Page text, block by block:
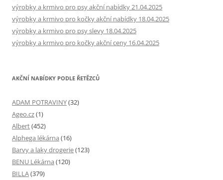
výrobky a krmivo pro psy akční nabídky 21.04.2025
výrobky a krmivo pro kočky akční nabídky 18.04.2025
výrobky a krmivo pro psy slevy 18.04.2025
výrobky a krmivo pro kočky akční ceny 16.04.2025
AKČNÍ NABÍDKY PODLE ŘETĚZCŮ
ADAM POTRAVINY(32)
Ageo.cz(1)
Albert(452)
Alphega lékárna (16)
Barvy a laky drogerie(123)
BENU Lékárna (120)
BILLA(379)